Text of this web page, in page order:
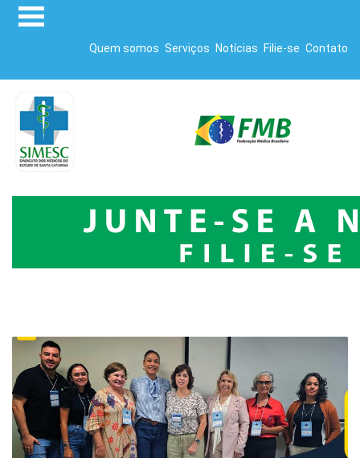
Quem somos Serviços Notícias Filie-se Contato